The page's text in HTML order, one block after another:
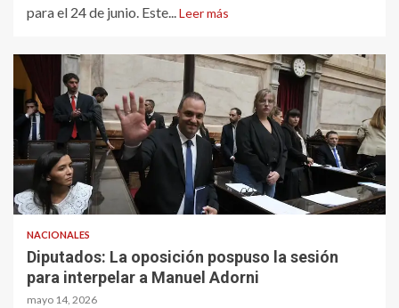
para el 24 de junio. Este... Leer más
NACIONALES
Diputados: La oposición pospuso la sesión
para interpelar a Manuel Adorni
mayo 14, 2026